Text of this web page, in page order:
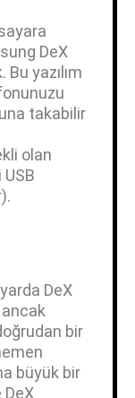
DeX
yazılım
takabilir
olan
DeX
bir
büyük bir
DeX